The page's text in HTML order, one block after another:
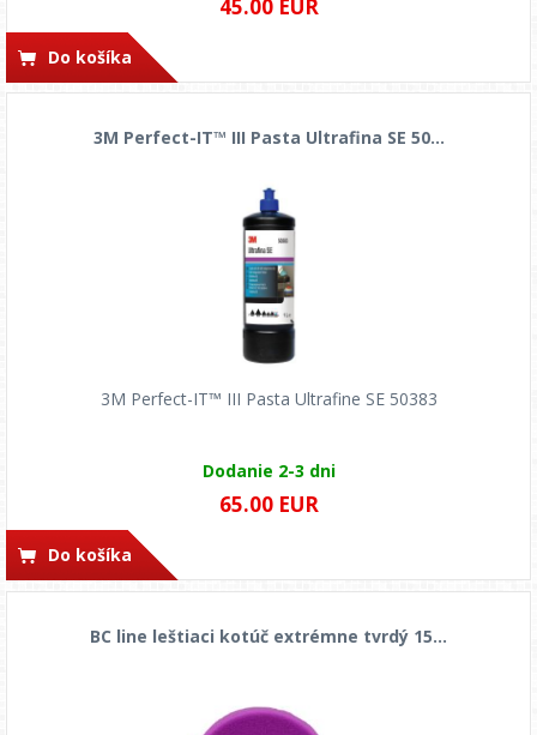
45.00 EUR
Do košíka
3M Perfect-IT™ III Pasta Ultrafina SE 50...
3M Perfect-IT™ III Pasta Ultrafine SE 50383
Dodanie 2-3 dni
65.00 EUR
Do košíka
BC line leštiaci kotúč extrémne tvrdý 15...